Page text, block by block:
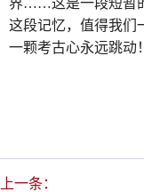
这段记忆，值得我们
一颗考古心永远跳
上一条：